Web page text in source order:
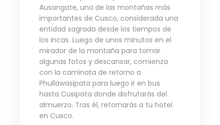
Ausangate, una de las montañas más
importantes de Cusco, considerada una
entidad sagrada desde los tiempos de
los incas. Luego de unos minutos en el
mirador de la montaña para tomar
algunas fotos y descansar, comienza
con la caminata de retorno a
Phullawasipata para luego ir en bus
hasta Cusipata donde disfrutarás del
almuerzo. Tras él, retornarás a tu hotel
en Cusco.